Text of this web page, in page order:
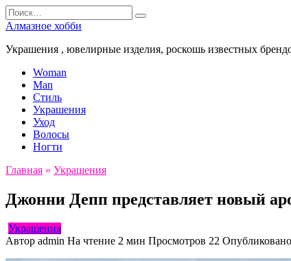
Перейти
к
Search
for:
Алмазное хобби
Украшения , ювелирные изделия, роскошь известных
Woman
Man
Стиль
Украшения
Уход
Волосы
Ногти
Главная » Украшения
Джонни Депп представляет новый
Украшения
Автор admin На чтение 2 мин Просмотров 22 Опубликовано